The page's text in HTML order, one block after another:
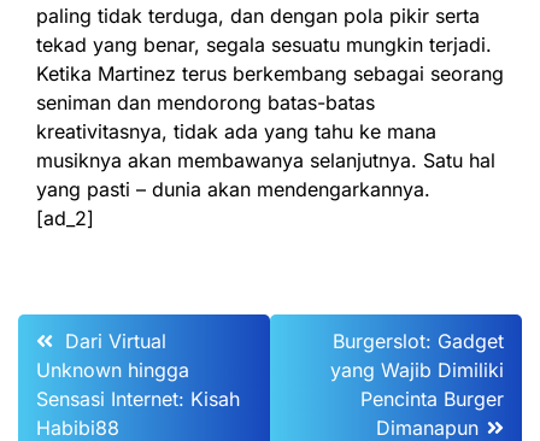
paling tidak terduga, dan dengan pola pikir serta
tekad yang benar, segala sesuatu mungkin terjadi.
Ketika Martinez terus berkembang sebagai seorang
seniman dan mendorong batas-batas
kreativitasnya, tidak ada yang tahu ke mana
musiknya akan membawanya selanjutnya. Satu hal
yang pasti – dunia akan mendengarkannya.
[ad_2]
Post
navigation
Dari Virtual
Unknown hingga
Sensasi Internet: Kisah
Habibi88
Burgerslot: Gadget
yang Wajib Dimiliki
Pencinta Burger
Dimanapun